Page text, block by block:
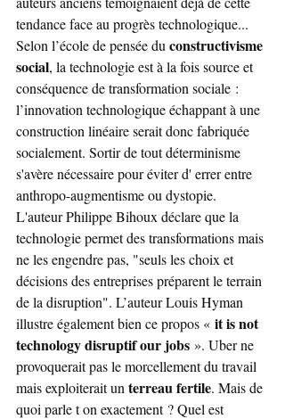
tendance face au progrès technologique...
Selon l’école de pensée du constructivisme
social, la technologie est à la fois source et
conséquence de transformation sociale :
l’innovation technologique échappant à une
construction linéaire serait donc fabriquée
socialement. Sortir de tout déterminisme
s'avère nécessaire pour éviter d' errer entre
anthropo-augmentisme ou dystopie.
L'auteur Philippe Bihoux déclare que la
technologie permet des transformations mais
ne les engendre pas, "seuls les choix et
décisions des entreprises préparent le terrain
de la disruption". L’auteur Louis Hyman
illustre également bien ce propos « it is not
technology disruptif our jobs ». Uber ne
provoquerait pas le morcellement du travail
mais exploiterait un terreau fertile. Mais de
quoi parle t on exactement ? Quel est